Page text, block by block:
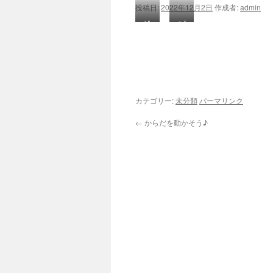
ツ
投稿日:2022年12月2日 作成者:admin
絵
さ
が・・・」
ビ
カテゴリー:未分類 パーマリンク
← からだを動かそう♪